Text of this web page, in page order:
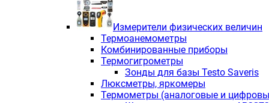
Индикаторы аналоговых
Измерители COS F
Комбинированные приборы
Комбинированные приборы
Комбинированные приборы
Анализаторы качества
Анализаторы мощности
Измерители физических величин
Термоанемометры
Комбинированные приборы
Термогигрометры
Зонды для базы Testo Saveris
Люксметры, яркомеры
Термометры (аналоговые и